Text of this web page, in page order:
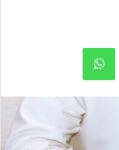
واتساب